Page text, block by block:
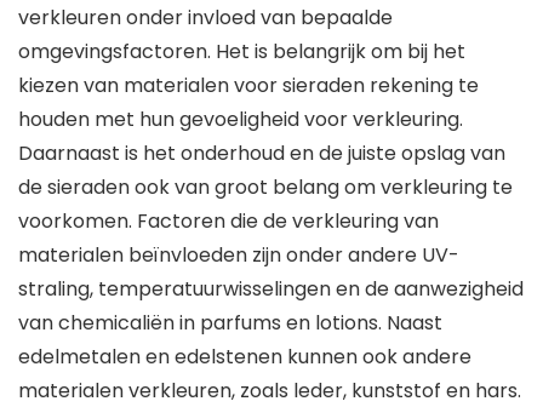
verkleuren onder invloed van bepaalde
omgevingsfactoren. Het is belangrijk om bij het
kiezen van materialen voor sieraden rekening te
houden met hun gevoeligheid voor verkleuring.
Daarnaast is het onderhoud en de juiste opslag van
de sieraden ook van groot belang om verkleuring te
voorkomen. Factoren die de verkleuring van
materialen beïnvloeden zijn onder andere UV-
straling, temperatuurwisselingen en de aanwezigheid
van chemicaliën in parfums en lotions. Naast
edelmetalen en edelstenen kunnen ook andere
materialen verkleuren, zoals leder, kunststof en hars.